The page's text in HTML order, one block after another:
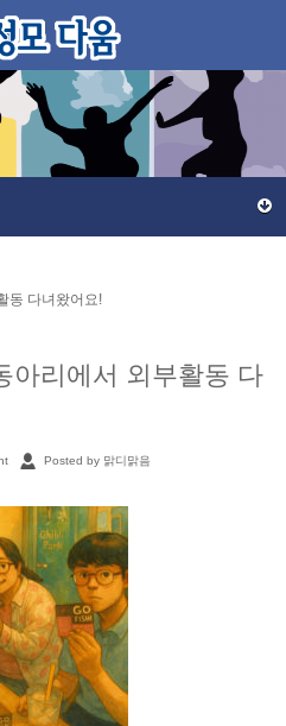
동 다녀왔어요!
아리에서 외부활동 다
Posted by 맑디맑음